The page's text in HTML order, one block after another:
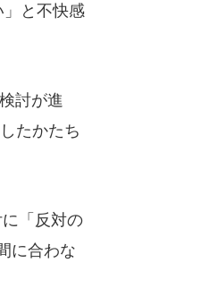
と不快感
討が進
たかたち
「反対の
に合わな